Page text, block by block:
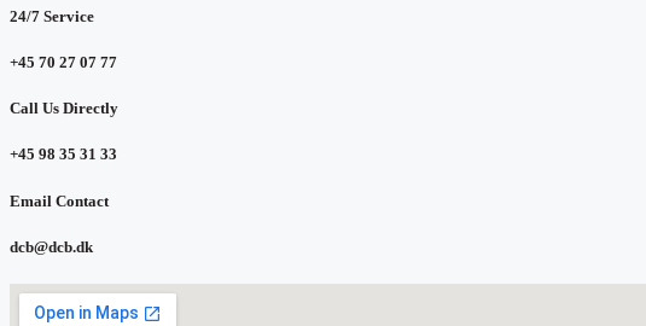
24/7 Service
+45 70 27 07 77
Call Us Directly
+45 98 35 31 33
Email Contact
dcb@dcb.dk